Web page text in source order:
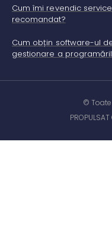
Cum îmi revendic
recomandat?
Cum obțin software-ul
gestionare a
©